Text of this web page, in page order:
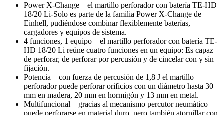
Power X-Change – el martillo perforador con batería TE-HD
18/20 Li-Solo es parte de la familia Power X-Change de
Einhell, pudiéndose combinar flexiblemente baterías,
cargadores y equipos de sistema.
4 funciones, 1 equipo – el martillo perforador con batería TE-
HD 18/20 Li reúne cuatro funciones en un equipo: Es capaz
de perforar, de perforar por percusión y de cincelar con y sin
fijación.
Potencia – con fuerza de percusión de 1,8 J el martillo
perforador puede perforar orificios con un diámetro hasta 30
mm en madera, 20 mm en hormigón y 13 mm en metal.
Multifuncional – gracias al mecanismo percutor neumático
puede perforarse en material duro, pero también atornillar con